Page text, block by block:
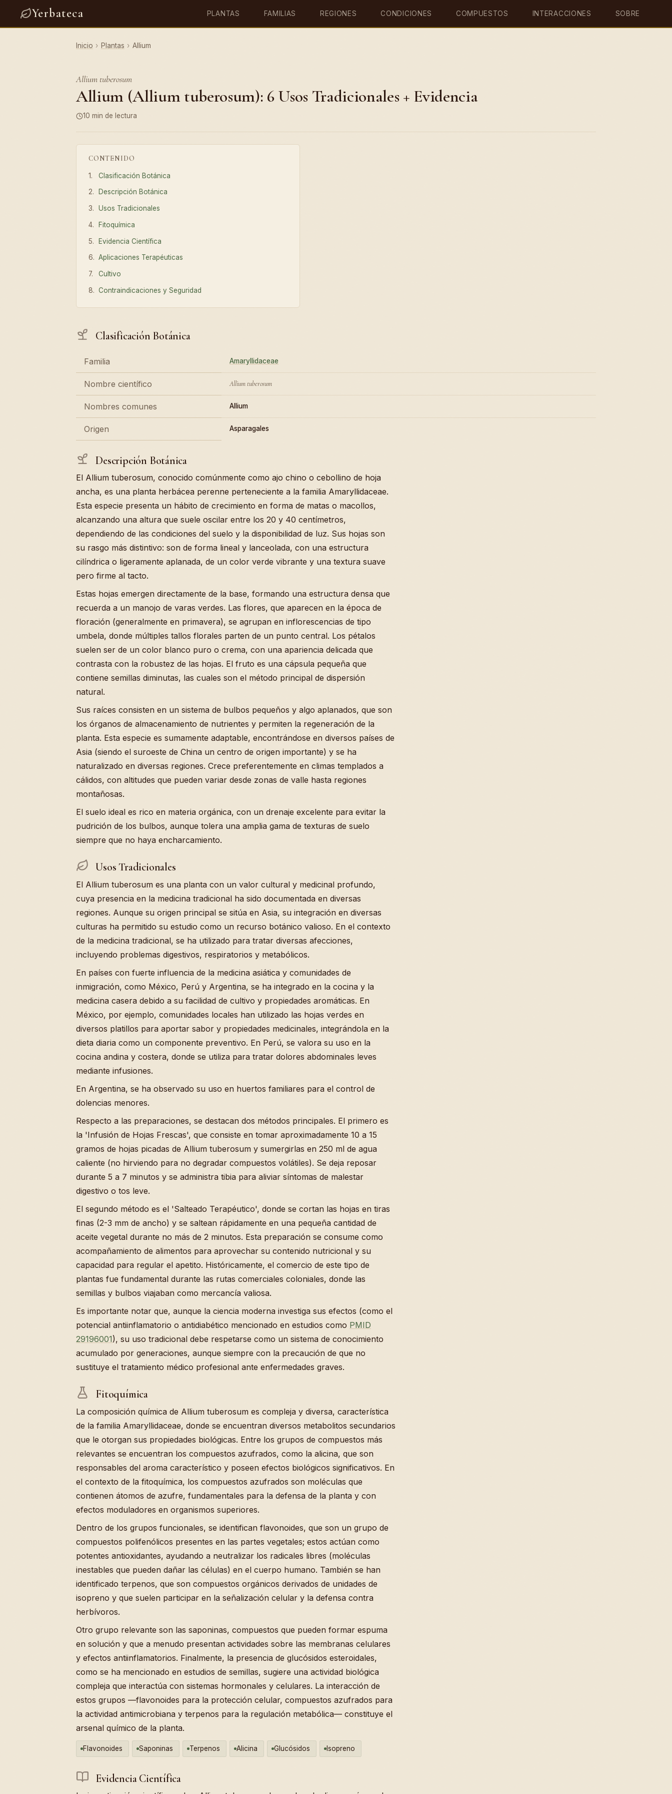
Yerbateca PLANTAS FAMILIAS REGIONES CONDICIONES COMPUESTOS INTERACCIONES SOBRE
Inicio › Plantas › Allium
Allium tuberosum
Allium (Allium tuberosum): 6 Usos Tradicionales + Evidencia
10 min de lectura
CONTENIDO
Clasificación Botánica
Descripción Botánica
Usos Tradicionales
Fitoquímica
Evidencia Científica
Aplicaciones Terapéuticas
Cultivo
Contraindicaciones y Seguridad
Clasificación Botánica
Familia Amaryllidaceae
Nombre científico Allium tuberosum
Nombres comunes Allium
Origen Asparagales
Descripción Botánica
El Allium tuberosum, conocido comúnmente como ajo chino o cebollino de hoja
ancha, es una planta herbácea perenne perteneciente a la familia Amaryllidaceae.
Esta especie presenta un hábito de crecimiento en forma de matas o macollos,
alcanzando una altura que suele oscilar entre los 20 y 40 centímetros,
dependiendo de las condiciones del suelo y la disponibilidad de luz. Sus hojas son
su rasgo más distintivo: son de forma lineal y lanceolada, con una estructura
cilíndrica o ligeramente aplanada, de un color verde vibrante y una textura suave
pero firme al tacto.
Estas hojas emergen directamente de la base, formando una estructura densa que
recuerda a un manojo de varas verdes. Las flores, que aparecen en la época de
floración (generalmente en primavera), se agrupan en inflorescencias de tipo
umbela, donde múltiples tallos florales parten de un punto central. Los pétalos
suelen ser de un color blanco puro o crema, con una apariencia delicada que
contrasta con la robustez de las hojas. El fruto es una cápsula pequeña que
contiene semillas diminutas, las cuales son el método principal de dispersión
natural.
Sus raíces consisten en un sistema de bulbos pequeños y algo aplanados, que son
los órganos de almacenamiento de nutrientes y permiten la regeneración de la
planta. Esta especie es sumamente adaptable, encontrándose en diversos países de
Asia (siendo el suroeste de China un centro de origen importante) y se ha
naturalizado en diversas regiones. Crece preferentemente en climas templados a
cálidos, con altitudes que pueden variar desde zonas de valle hasta regiones
montañosas.
El suelo ideal es rico en materia orgánica, con un drenaje excelente para evitar la
pudrición de los bulbos, aunque tolera una amplia gama de texturas de suelo
siempre que no haya encharcamiento.
Usos Tradicionales
El Allium tuberosum es una planta con un valor cultural y medicinal profundo,
cuya presencia en la medicina tradicional ha sido documentada en diversas
regiones. Aunque su origen principal se sitúa en Asia, su integración en diversas
culturas ha permitido su estudio como un recurso botánico valioso. En el contexto
de la medicina tradicional, se ha utilizado para tratar diversas afecciones,
incluyendo problemas digestivos, respiratorios y metabólicos.
En países con fuerte influencia de la medicina asiática y comunidades de
inmigración, como México, Perú y Argentina, se ha integrado en la cocina y la
medicina casera debido a su facilidad de cultivo y propiedades aromáticas. En
México, por ejemplo, comunidades locales han utilizado las hojas verdes en
diversos platillos para aportar sabor y propiedades medicinales, integrándola en la
dieta diaria como un componente preventivo. En Perú, se valora su uso en la
cocina andina y costera, donde se utiliza para tratar dolores abdominales leves
mediante infusiones.
En Argentina, se ha observado su uso en huertos familiares para el control de
dolencias menores.
Respecto a las preparaciones, se destacan dos métodos principales. El primero es
la 'Infusión de Hojas Frescas', que consiste en tomar aproximadamente 10 a 15
gramos de hojas picadas de Allium tuberosum y sumergirlas en 250 ml de agua
caliente (no hirviendo para no degradar compuestos volátiles). Se deja reposar
durante 5 a 7 minutos y se administra tibia para aliviar síntomas de malestar
digestivo o tos leve.
El segundo método es el 'Salteado Terapéutico', donde se cortan las hojas en tiras
finas (2-3 mm de ancho) y se saltean rápidamente en una pequeña cantidad de
aceite vegetal durante no más de 2 minutos. Esta preparación se consume como
acompañamiento de alimentos para aprovechar su contenido nutricional y su
capacidad para regular el apetito. Históricamente, el comercio de este tipo de
plantas fue fundamental durante las rutas comerciales coloniales, donde las
semillas y bulbos viajaban como mercancía valiosa.
Es importante notar que, aunque la ciencia moderna investiga sus efectos (como el
potencial antiinflamatorio o antidiabético mencionado en estudios como PMID
29196001), su uso tradicional debe respetarse como un sistema de conocimiento
acumulado por generaciones, aunque siempre con la precaución de que no
sustituye el tratamiento médico profesional ante enfermedades graves.
Fitoquímica
La composición química de Allium tuberosum es compleja y diversa, característica
de la familia Amaryllidaceae, donde se encuentran diversos metabolitos secundarios
que le otorgan sus propiedades biológicas. Entre los grupos de compuestos más
relevantes se encuentran los compuestos azufrados, como la alicina, que son
responsables del aroma característico y poseen efectos biológicos significativos. En
el contexto de la fitoquímica, los compuestos azufrados son moléculas que
contienen átomos de azufre, fundamentales para la defensa de la planta y con
efectos moduladores en organismos superiores.
Dentro de los grupos funcionales, se identifican flavonoides, que son un grupo de
compuestos polifenólicos presentes en las partes vegetales; estos actúan como
potentes antioxidantes, ayudando a neutralizar los radicales libres (moléculas
inestables que pueden dañar las células) en el cuerpo humano. También se han
identificado terpenos, que son compuestos orgánicos derivados de unidades de
isopreno y que suelen participar en la señalización celular y la defensa contra
herbívoros.
Otro grupo relevante son las saponinas, compuestos que pueden formar espuma
en solución y que a menudo presentan actividades sobre las membranas celulares
y efectos antiinflamatorios. Finalmente, la presencia de glucósidos esteroidales,
como se ha mencionado en estudios de semillas, sugiere una actividad biológica
compleja que interactúa con sistemas hormonales y celulares. La interacción de
estos grupos —flavonoides para la protección celular, compuestos azufrados para
la actividad antimicrobiana y terpenos para la regulación metabólica— constituye el
arsenal químico de la planta.
Flavonoides Saponinas Terpenos Alicina Glucósidos Isopreno
Evidencia Científica